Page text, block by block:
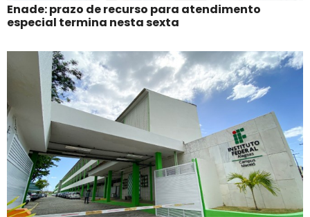
Enade: prazo de recurso para atendimento
especial termina nesta sexta